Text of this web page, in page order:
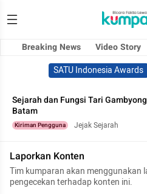
Breaking News Video Story
SATU Indonesia Awards
Sejarah dan Fungsi Tari
Batam
Kiriman Pengguna Jejak Sejarah
Laporkan Konten
Tim kumparan akan menggunakan
pengecekan terhadap konten ini.